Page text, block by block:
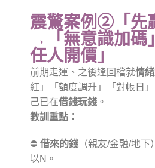
震驚案例②「先
→「無意識加碼
任人開價」
前期走運、之後逢回檔就情
紅」「額度調升」「對帳日
己已在借錢玩錢 。
教訓重點：
⛔ 借來的錢 （親友/金融/地
以N。